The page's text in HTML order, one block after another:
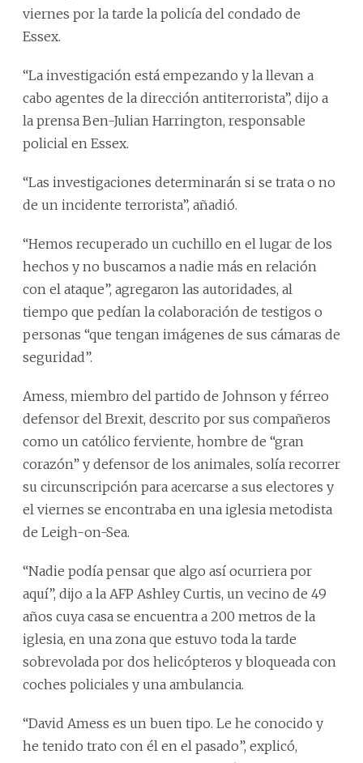
viernes por la tarde la policía del condado de
Essex.
“La investigación está empezando y la llevan a
cabo agentes de la dirección antiterrorista”, dijo a
la prensa Ben-Julian Harrington, responsable
policial en Essex.
“Las investigaciones determinarán si se trata o no
de un incidente terrorista”, añadió.
“Hemos recuperado un cuchillo en el lugar de los
hechos y no buscamos a nadie más en relación
con el ataque”, agregaron las autoridades, al
tiempo que pedían la colaboración de testigos o
personas “que tengan imágenes de sus cámaras de
seguridad”.
Amess, miembro del partido de Johnson y férreo
defensor del Brexit, descrito por sus compañeros
como un católico ferviente, hombre de “gran
corazón” y defensor de los animales, solía recorrer
su circunscripción para acercarse a sus electores y
el viernes se encontraba en una iglesia metodista
de Leigh-on-Sea.
“Nadie podía pensar que algo así ocurriera por
aquí”, dijo a la AFP Ashley Curtis, un vecino de 49
años cuya casa se encuentra a 200 metros de la
iglesia, en una zona que estuvo toda la tarde
sobrevolada por dos helicópteros y bloqueada con
coches policiales y una ambulancia.
“David Amess es un buen tipo. Le he conocido y
he tenido trato con él en el pasado”, explicó,